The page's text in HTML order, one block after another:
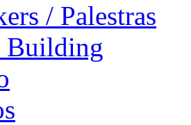
/ Palestras
Building